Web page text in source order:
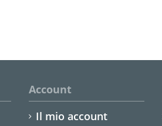
Account
Il mio account